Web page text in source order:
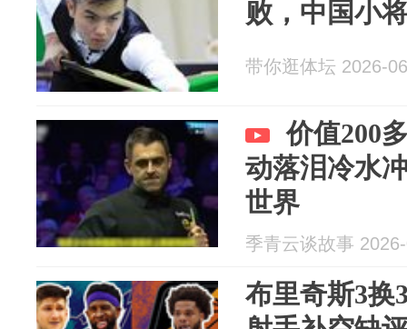
败，中国小
带你逛体坛 2026-
价值200
动落泪冷水
世界
季青云谈故事
布里奇斯3换